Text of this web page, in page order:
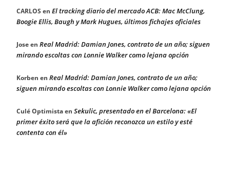
CARLOS en El tracking diario del mercado ACB: Mac McClung,
Boogie Ellis, Baugh y Mark Hugues, últimos fichajes oficiales
Joseen Real Madrid: Damian Jones, contrato de un año; siguen
mirando escoltas con Lonnie Walker como lejana opción
Korben en Real Madrid: Damian Jones, contrato de un año;
siguen mirando escoltas con Lonnie Walker como lejana opción
Culé Optimistaen Sekulic, presentado en el Barcelona: «El
primer éxito será que la afición reconozca un estilo y esté
contenta con él»